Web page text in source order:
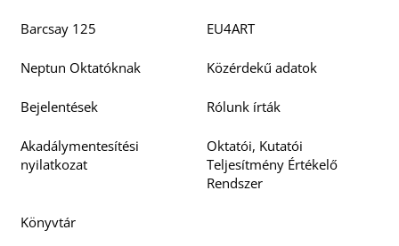
Barcsay 125 EU4ART
Neptun Oktatóknak Közérdekű adatok
Bejelentések Rólunk írták
Akadálymentesítési
nyilatkozat
Oktatói, Kutatói
Teljesítmény Értékelő
Rendszer
Könyvtár